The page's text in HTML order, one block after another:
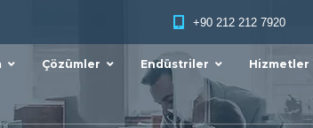
+90 212 212 7920
Çözümler Endüstriler Hizmetler